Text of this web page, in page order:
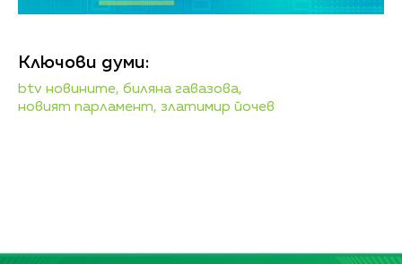
Ключови думи:
btv новините, биляна гавазова,
новият парламент, златимир йочев